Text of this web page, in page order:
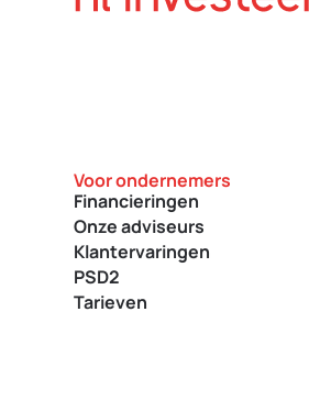
Voor ondernemers
Financieringen
Onze adviseurs
Klantervaringen
PSD2
Tarieven